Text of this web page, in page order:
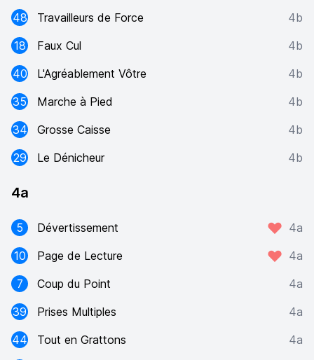
48
Travailleurs de Force
4b
18
Faux Cul
4b
40
L'Agréablement Vôtre
4b
35
Marche à Pied
4b
34
Grosse Caisse
4b
29
Le Dénicheur 4b
4a
5 Dévertissement
4a
10
Page de Lecture
4a
7
Coup du Point
4a
39
Prises Multiples
4a
44
Tout en Grattons
4a